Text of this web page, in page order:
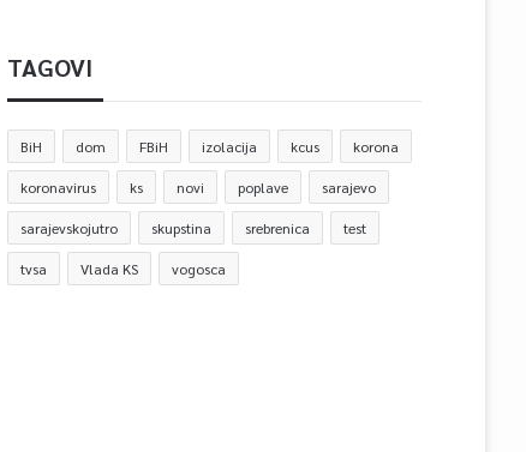
TAGOVI
BiH dom FBiH izolacija kcus korona
koronavirus ks novi poplave sarajevo
sarajevskojutro skupstina srebrenica test
tvsa Vlada KS vogosca